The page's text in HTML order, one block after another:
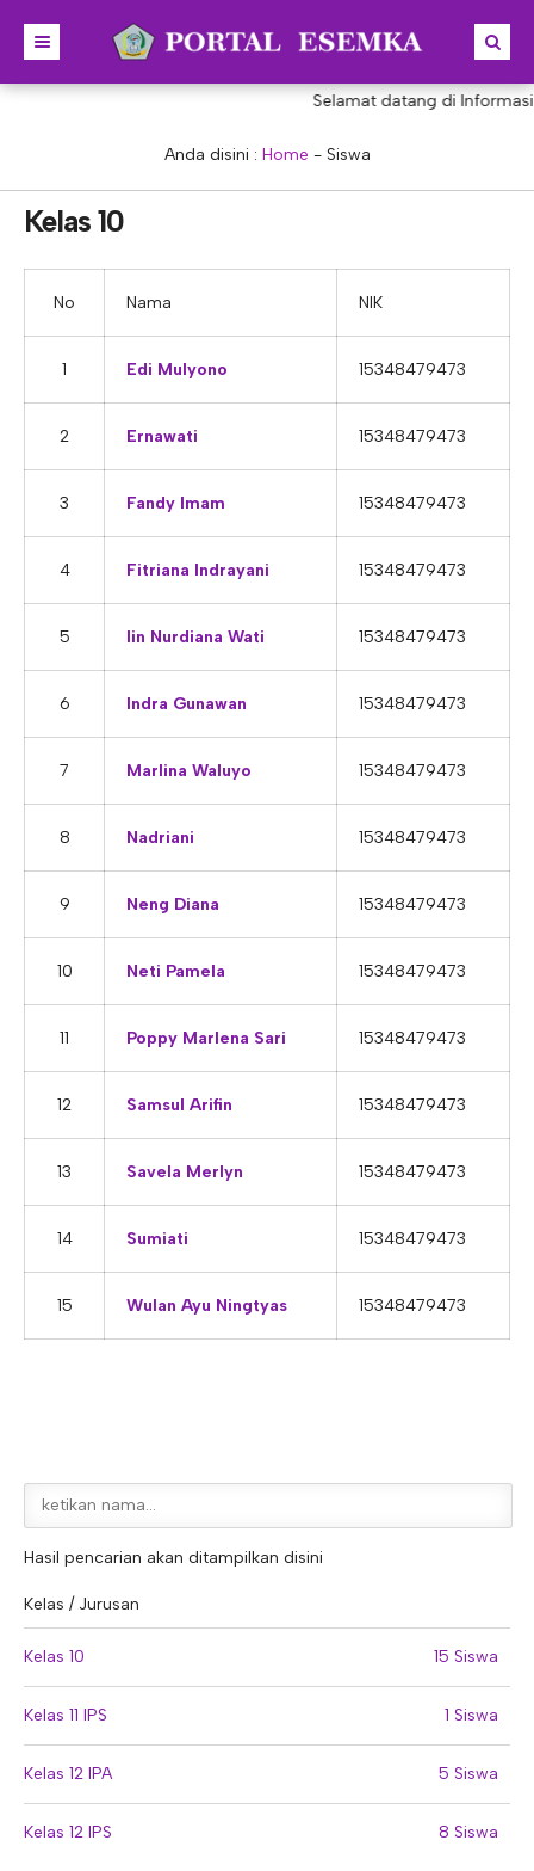
PROFIL
STRUKTUR
KEPALA SEKOLAH
Tupoksi Wakil Bidang Kurikulum
Tupoksi Wakil Bidang Humas
Tupoksi Wakil Bidang Sarana Prasarana
Tupoksi Wakil Bidang Kesiswaan
MAJELIS GURU
Tupoksi Guru
Tupoksi Guru Piket
Tupoksi Ketua Kons. Keahlian
TATA USAHA
Tupoksi Kepala Tata Usaha
Tupoksi Bendahara BOS
Tupoksi Koordinator Bendahara
Tupoksi Bendahara Komite
Tupoksi Perpustakaan
AKREDITASI
MANAJEMEN PERKANTORAN
BISNIS DIGITAL
DESAIN PRODUKSI BUSANA
KULINER
PORTAL
E-LEARNING
E-RAPOR
E-SKL
E-ALUMNI
E-BKK
Selamat datang di Informasi
Anda disini : Home - Siswa
Kelas 10
No Nama NIK
1 Edi Mulyono 15348479473
2 Ernawati 15348479473
3 Fandy Imam 15348479473
4 Fitriana Indrayani 15348479473
5 Iin Nurdiana Wati 15348479473
6 Indra Gunawan 15348479473
7 Marlina Waluyo 15348479473
8 Nadriani 15348479473
9 Neng Diana 15348479473
10 Neti Pamela 15348479473
11 Poppy Marlena Sari 15348479473
12 Samsul Arifin 15348479473
13 Savela Merlyn 15348479473
14 Sumiati 15348479473
15 Wulan Ayu Ningtyas 15348479473
Hasil pencarian akan ditampilkan disini
Kelas / Jurusan
Kelas 10 15 Siswa
Kelas 11 IPS 1 Siswa
Kelas 12 IPA 5 Siswa
Kelas 12 IPS 8 Siswa